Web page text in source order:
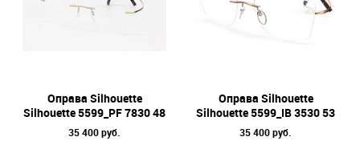
Оправа Silhouette
Silhouette 5599_PF 7830 48
35 400 руб.
Оправа Silhouette
Silhouette 5599_IB 3530 53
35 400 руб.